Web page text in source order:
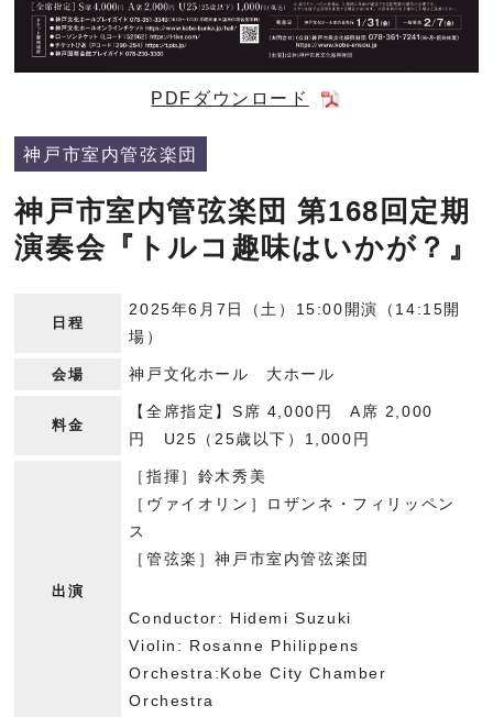
PDFダウンロード
神戸市室内管弦楽団
神戸市室内管弦楽団 第168回定期
演奏会『トルコ趣味はいかが？』
日程
2025年6月7日（土）15:00開演（14:15開
場）
会場 神戸文化ホール 大ホール
料金
【全席指定】S席 4,000円 A席 2,000
円 U25（25歳以下）1,000円
出演
［指揮］鈴木秀美
［ヴァイオリン］ロザンネ・フィリッペン
ス
［管弦楽］神戸市室内管弦楽団
Conductor: Hidemi Suzuki
Violin: Rosanne Philippens
Orchestra:Kobe City Chamber
Orchestra